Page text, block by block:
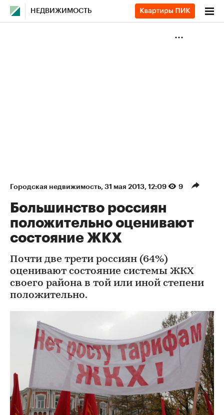
НЕДВИЖИМОСТЬ
Городская недвижимость⁠, 31 мая 2013, 12:09 9
Большинство россиян
положительно оценивают
состояние ЖКХ
Почти две трети россиян (64%)
оценивают состояние системы ЖКХ
своего района в той или иной степени
положительно.